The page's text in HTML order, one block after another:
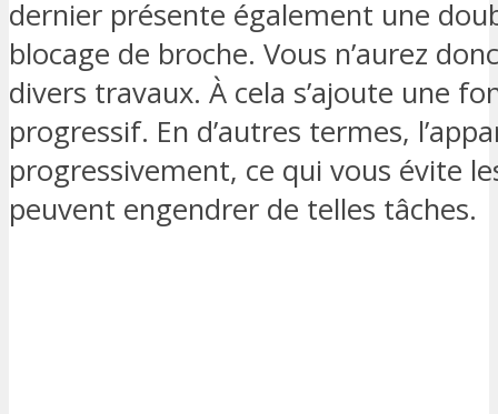
dernier présente également une
blocage de broche. Vous n’aurez
divers travaux. À cela s’ajoute une
progressif. En d’autres termes,
progressivement, ce qui vous évite
peuvent engendrer de telles tâches.